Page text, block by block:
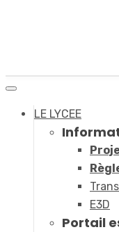
LE LYCEE
E3D
Portail